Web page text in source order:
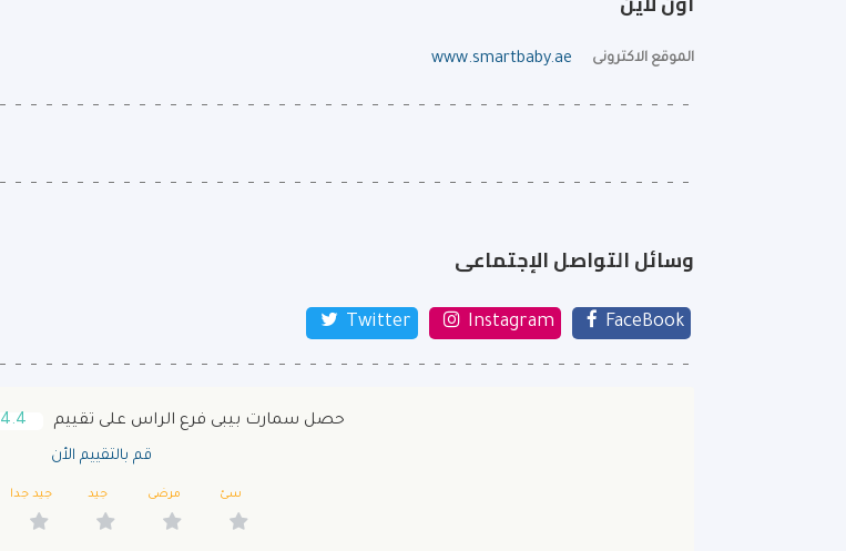
الموقع الاكترونى www.smartbaby.ae
وسائل التواصل الإجتماعى
FaceBook
Instagram
Twitter
حصل سمارت بيبى فرع الراس‎ على تقييم 4.4
قم بالتقييم الأن
سئ مرضى جيد جيد جدا